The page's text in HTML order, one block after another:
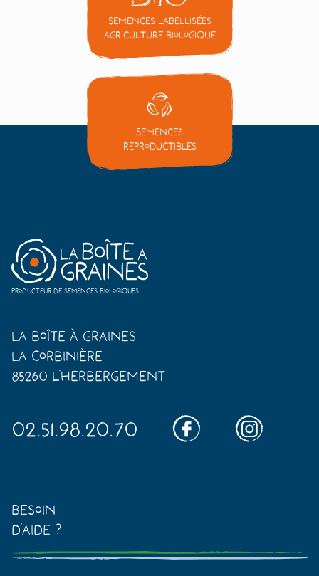
Semences labellisées
Agriculture Biologique
Semences
reproductibles
Producteur de semences biologiques
La Boîte à Graines
La Corbinière
85260 L'Herbergement
02.51.98.20.70
Besoin
d'aide ?